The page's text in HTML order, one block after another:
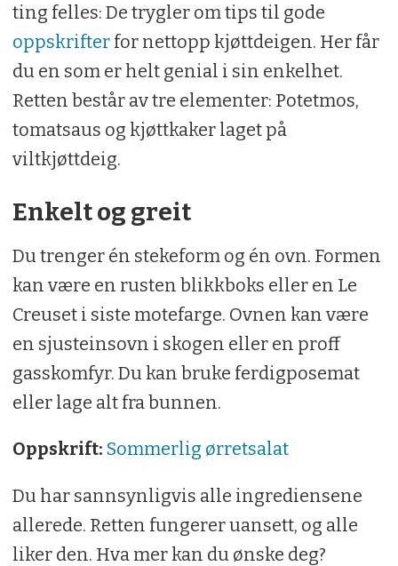
ting felles: De trygler om tips til gode
oppskrifterfor nettopp kjøttdeigen. Her får
du en som er helt genial i sin enkelhet.
Retten består av tre elementer: Potetmos,
tomatsaus og kjøttkaker laget på
viltkjøttdeig.
Enkelt og greit
Du trenger én stekeform og én ovn. Formen
kan være en rusten blikkboks eller en Le
Creuset i siste motefarge. Ovnen kan være
en sjusteinsovn i skogen eller en proff
gasskomfyr. Du kan bruke ferdigposemat
eller lage alt fra bunnen.
Oppskrift: Sommerlig ørretsalat
Du har sannsynligvis alle ingrediensene
allerede. Retten fungerer uansett, og alle
liker den. Hva mer kan du ønske deg?